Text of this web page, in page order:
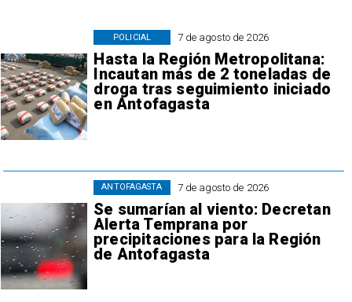
7 de agosto de 2026
Hasta la Región Metropolitana:
Incautan más de 2 toneladas de
droga tras seguimiento iniciado
en Antofagasta
POLICIAL
7 de agosto de 2026
Se sumarían al viento: Decretan
Alerta Temprana por
precipitaciones para la Región
de Antofagasta
ANTOFAGASTA